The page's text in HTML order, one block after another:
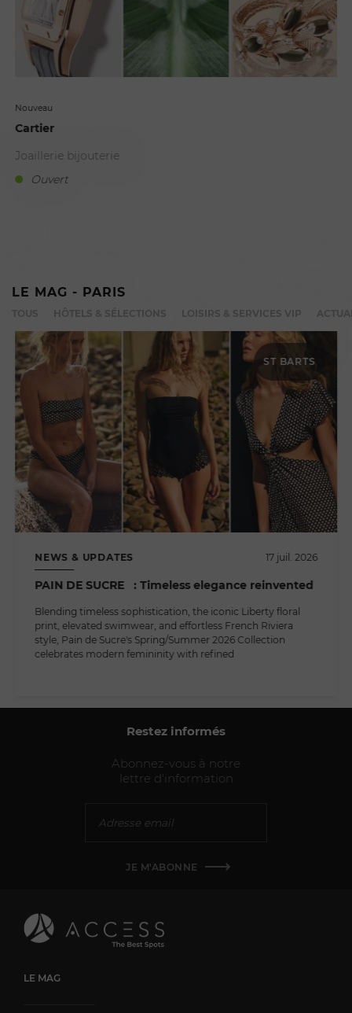
Nouveau
Cartier
Joaillerie bijouterie
Ouvert
LE MAG - PARIS
HÔTELS & SÉLECTIONS
ST BARTS
NEWS & UPDATES 17 juil. 2026
PAIN DE SUCRE : Timeless elegance reinvented
Blending timeless sophistication, the iconic Liberty floral
print, elevated swimwear, and effortless French Riviera
style, Pain de Sucre's Spring/Summer 2026 Collection
celebrates modern femininity with refined
Restez informés
Abonnez-vous à notre
lettre d'information
JE M'ABONNE
LE MAG